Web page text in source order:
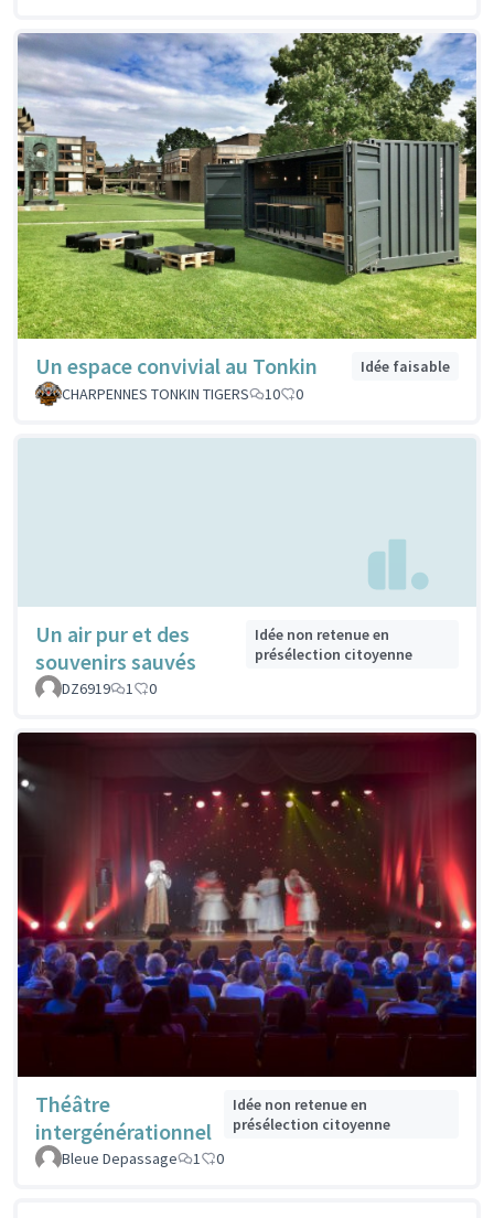
Un espace convivial au Tonkin
Idée faisable
CHARPENNES TONKIN TIGERS
10 0
Un air pur et des
souvenirs sauvés
Idée non retenue en
présélection citoyenne
DZ6919
1 0
Théâtre
intergénérationnel
Idée non retenue en
présélection citoyenne
Bleue Depassage
1 0